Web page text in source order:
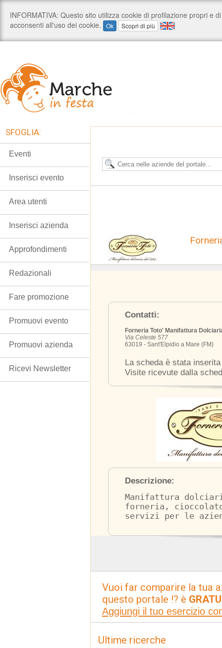
Contatti:
Forneria Toto' Manifattura
Via Celeste 577
63019 - Sant'Elpidio a Mare (FM)
La scheda è stata
Visite ricevute dalla
Descrizione:
Manifattura
forneria,
servizi per le
Vuoi far comparire la tua
questo portale !? è
Aggiungi il tuo esercizio
Ultime ricerche
SFOGLIA:
Eventi
Inserisci evento
Area utenti
Inserisci azienda
Approfondimenti
Redazionali
Fare promozione
Promuovi evento
Promuovi azienda
Ricevi Newsletter